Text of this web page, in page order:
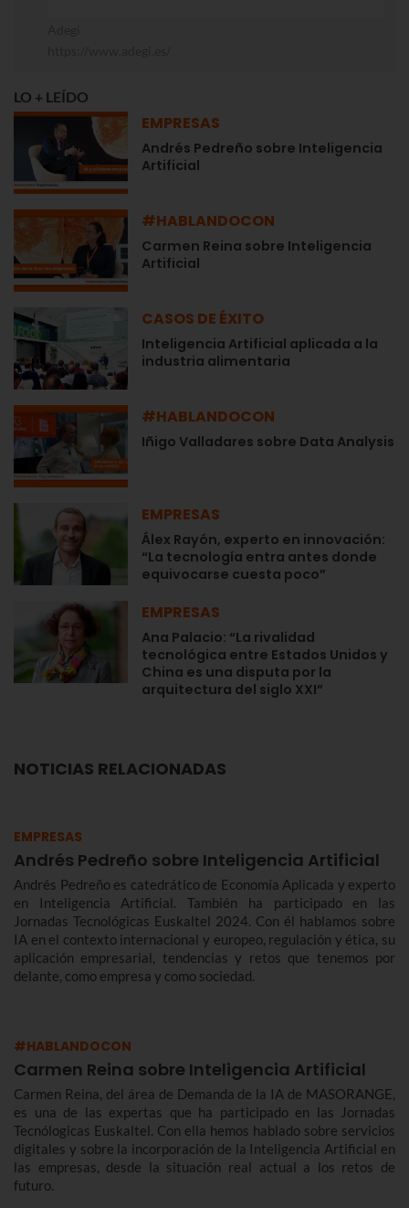
LO + LEÍDO
EMPRESAS
Andrés Pedreño sobre Inteligencia
Artificial
#HABLANDOCON
Carmen Reina sobre Inteligencia
Artificial
CASOS DE ÉXITO
Inteligencia Artificial aplicada a la
industria alimentaria
#HABLANDOCON
Iñigo Valladares sobre Data Analysis
EMPRESAS
Álex Rayón, experto en innovación:
“La tecnología entra antes donde
equivocarse cuesta poco”
EMPRESAS
Ana Palacio: “La rivalidad
tecnológica entre Estados Unidos y
China es una disputa por la
arquitectura del siglo XXI”
NOTICIAS RELACIONADAS
EMPRESAS
Andrés Pedreño sobre Inteligencia Artificial
Andrés Pedreño es catedrático de Economía Aplicada y experto
en Inteligencia Artificial. También ha participado en las
Jornadas Tecnológicas Euskaltel 2024. Con él hablamos sobre
IA en el contexto internacional y europeo, regulación y ética, su
aplicación empresarial, tendencias y retos que tenemos por
delante, como empresa y como sociedad.
#HABLANDOCON
Carmen Reina sobre Inteligencia Artificial
Carmen Reina, del área de Demanda de la IA de MASORANGE,
es una de las expertas que ha participado en las Jornadas
Tecnólogicas Euskaltel. Con ella hemos hablado sobre servicios
digitales y sobre la incorporación de la Inteligencia Artificial en
las empresas, desde la situación real actual a los retos de
futuro.